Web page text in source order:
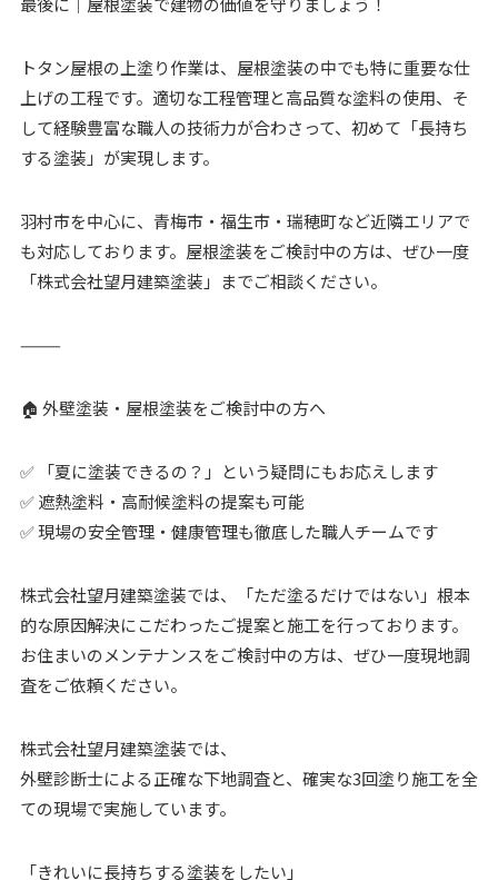
トタン屋根の上塗り作業は、屋根塗装の中でも特に重要な仕
上げの工程です。適切な工程管理と高品質な塗料の使用、そ
して経験豊富な職人の技術力が合わさって、初めて「長持ち
する塗装」が実現します。
羽村市を中心に、青梅市・福生市・瑞穂町など近隣エリアで
も対応しております。屋根塗装をご検討中の方は、ぜひ一度
「株式会社望月建築塗装」までご相談ください。
⸻
🏠 外壁塗装・屋根塗装をご検討中の方へ
✅ 「夏に塗装できるの？」という疑問にもお応えします
✅ 遮熱塗料・高耐候塗料の提案も可能
✅ 現場の安全管理・健康管理も徹底した職人チームです
株式会社望月建築塗装では、「ただ塗るだけではない」根本
的な原因解決にこだわったご提案と施工を行っております。
お住まいのメンテナンスをご検討中の方は、ぜひ一度現地調
査をご依頼ください。
株式会社望月建築塗装では、
外壁診断士による正確な下地調査と、確実な3回塗り施工を全
ての現場で実施しています。
「きれいに長持ちする塗装をしたい」